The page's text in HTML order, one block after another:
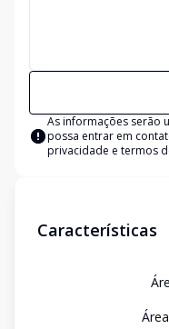
As informações serão
possa entrar em
privacidade e termos
Características